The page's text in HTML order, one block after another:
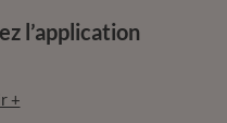
l’application
+